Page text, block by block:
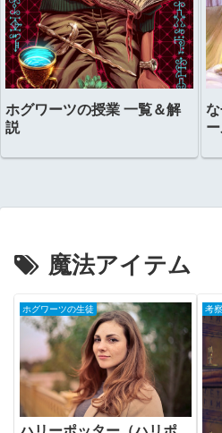
ホグワーツの授業 一覧＆解
説
魔法アイテム
ホグワーツの生徒 考